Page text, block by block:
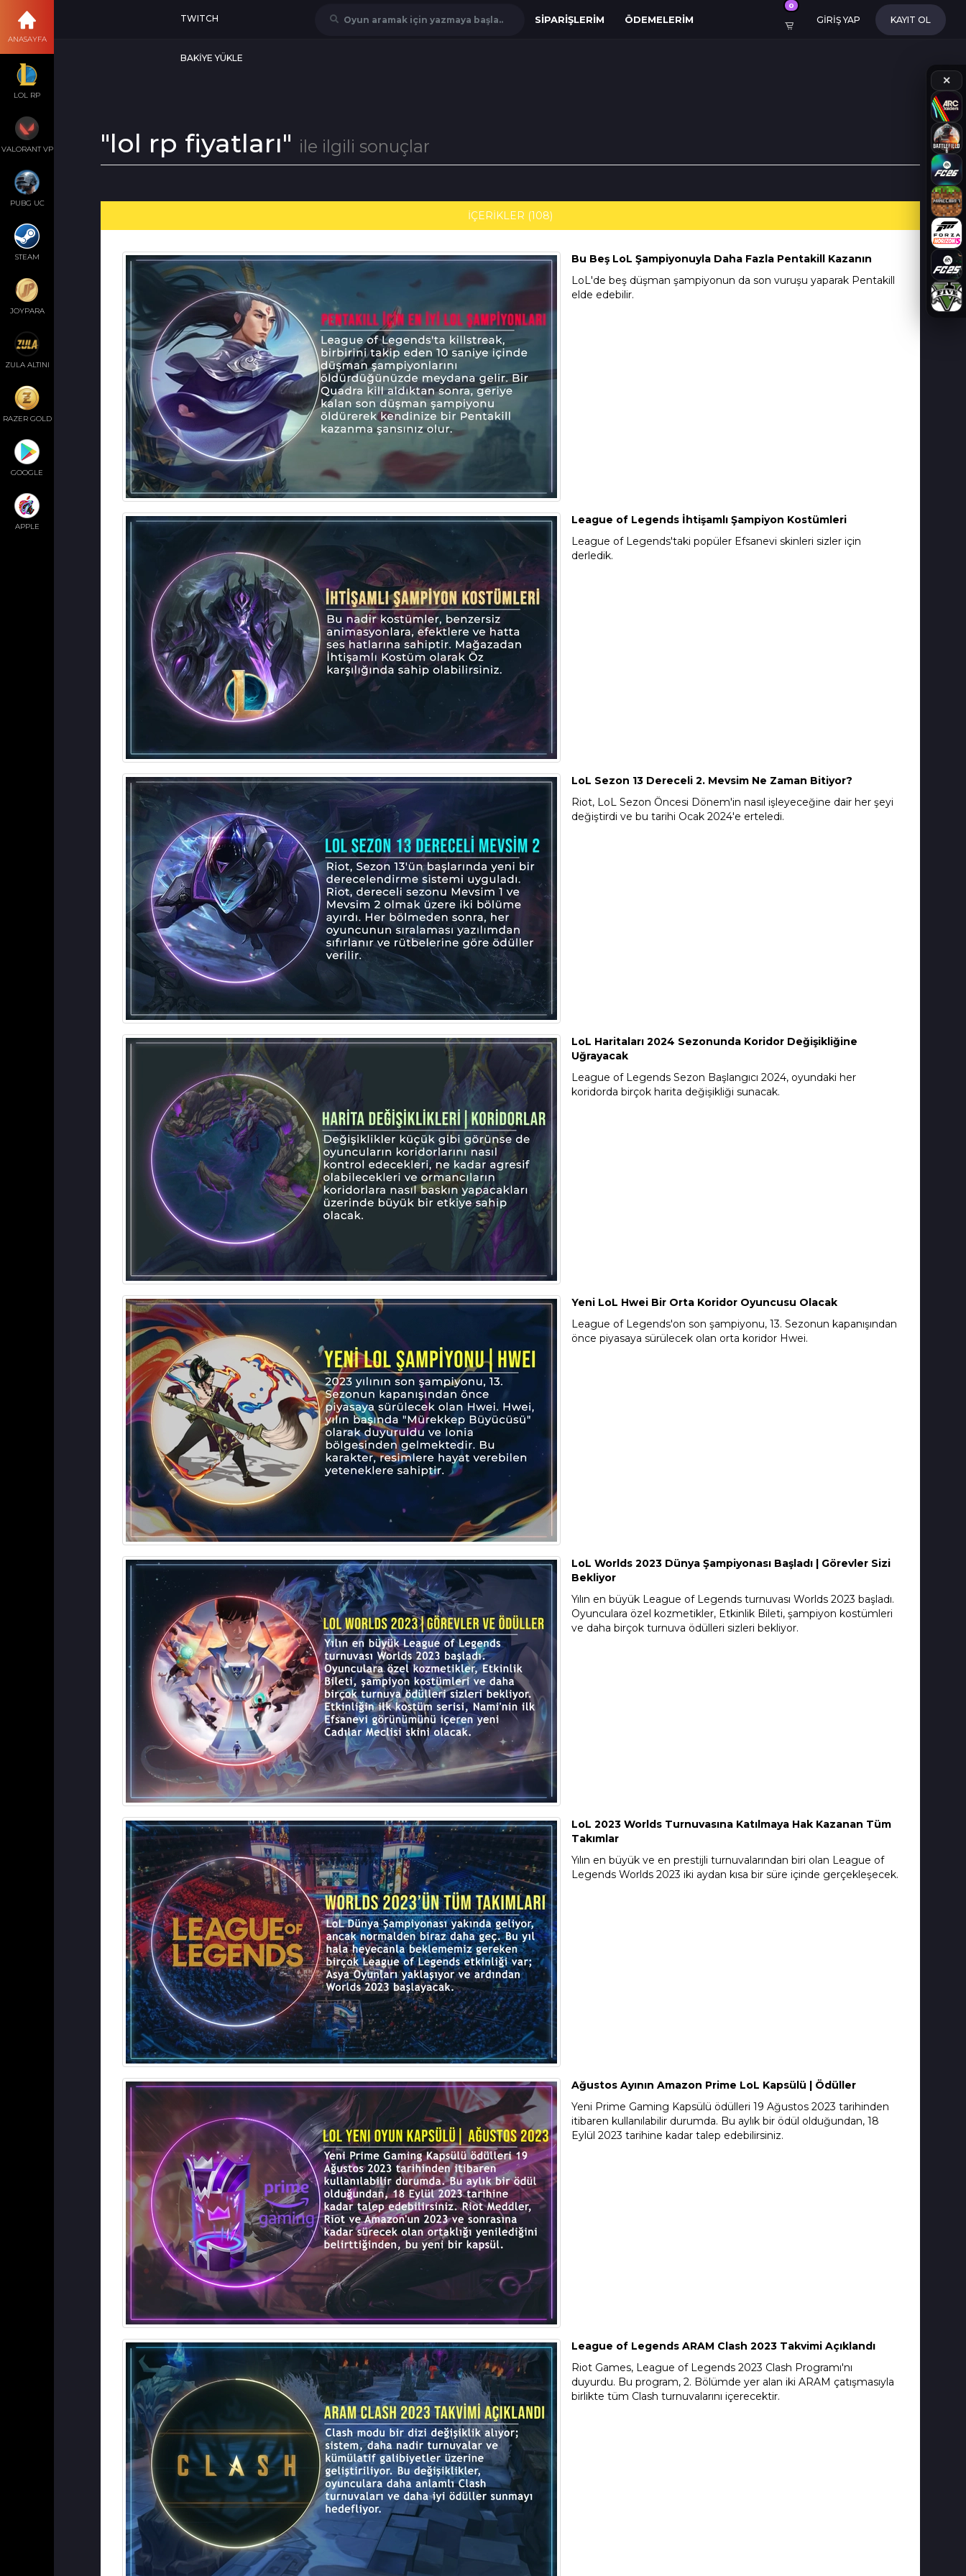
✕
ANASAYFA
LOL RP
VALORANT VP
PUBG UC
STEAM
JOYPARA
ZULA ALTINI
RAZER GOLD
GOOGLE
APPLE
TWITCH
BAKİYE YÜKLE
Oyun aramak için yazmaya başla.. SIPARIŞLERIM ÖDEMELERIM
0
GİRİŞ YAP KAYIT OL
"lol rp fiyatları" ile ilgili sonuçlar
İÇERİKLER (108)
Bu Beş LoL Şampiyonuyla Daha Fazla Pentakill Kazanın
LoL'de beş düşman şampiyonun da son vuruşu yaparak Pentakill
elde edebilir.
League of Legends İhtişamlı Şampiyon Kostümleri
League of Legends'taki popüler Efsanevi skinleri sizler için
derledik.
LoL Sezon 13 Dereceli 2. Mevsim Ne Zaman Bitiyor?
Riot, LoL Sezon Öncesi Dönem'in nasıl işleyeceğine dair her şeyi
değiştirdi ve bu tarihi Ocak 2024'e erteledi.
LoL Haritaları 2024 Sezonunda Koridor Değişikliğine
Uğrayacak
League of Legends Sezon Başlangıcı 2024, oyundaki her
koridorda birçok harita değişikliği sunacak.
Yeni LoL Hwei Bir Orta Koridor Oyuncusu Olacak
League of Legends'on son şampiyonu, 13. Sezonun kapanışından
önce piyasaya sürülecek olan orta koridor Hwei.
LoL Worlds 2023 Dünya Şampiyonası Başladı | Görevler Sizi
Bekliyor
Yılın en büyük League of Legends turnuvası Worlds 2023 başladı.
Oyunculara özel kozmetikler, Etkinlik Bileti, şampiyon kostümleri
ve daha birçok turnuva ödülleri sizleri bekliyor.
LoL 2023 Worlds Turnuvasına Katılmaya Hak Kazanan Tüm
Takımlar
Yılın en büyük ve en prestijli turnuvalarından biri olan League of
Legends Worlds 2023 iki aydan kısa bir süre içinde gerçekleşecek.
Ağustos Ayının Amazon Prime LoL Kapsülü | Ödüller
Yeni Prime Gaming Kapsülü ödülleri 19 Ağustos 2023 tarihinden
itibaren kullanılabilir durumda. Bu aylık bir ödül olduğundan, 18
Eylül 2023 tarihine kadar talep edebilirsiniz.
League of Legends ARAM Clash 2023 Takvimi Açıklandı
Riot Games, League of Legends 2023 Clash Programı'nı
duyurdu. Bu program, 2. Bölümde yer alan iki ARAM çatışmasıyla
birlikte tüm Clash turnuvalarını içerecektir.